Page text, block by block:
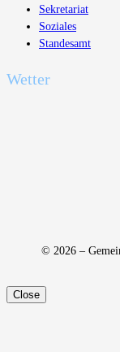
Sekretariat
Soziales
Standesamt
Wetter
© 2026 –
Close